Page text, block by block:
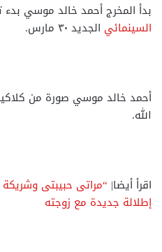
بدأ المخرج أحمد خالد موسي
السينمائي الجديد ٣٠ مارس.
أحمد خالد موسي صورة من
الله.
اقرأ أيضا| “مراتى حبيبتى
إطلالة جديدة مع زوجته